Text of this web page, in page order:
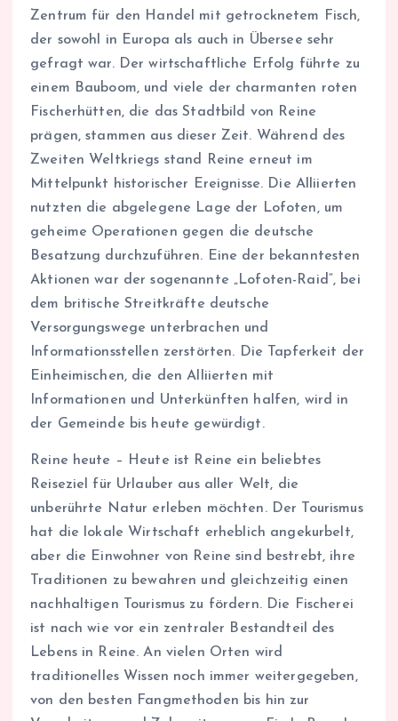
Zentrum für den Handel mit getrocknetem Fisch,
der sowohl in Europa als auch in Übersee sehr
gefragt war. Der wirtschaftliche Erfolg führte zu
einem Bauboom, und viele der charmanten roten
Fischerhütten, die das Stadtbild von Reine
prägen, stammen aus dieser Zeit. Während des
Zweiten Weltkriegs stand Reine erneut im
Mittelpunkt historischer Ereignisse. Die Alliierten
nutzten die abgelegene Lage der Lofoten, um
geheime Operationen gegen die deutsche
Besatzung durchzuführen. Eine der bekanntesten
Aktionen war der sogenannte „Lofoten-Raid“, bei
dem britische Streitkräfte deutsche
Versorgungswege unterbrachen und
Informationsstellen zerstörten. Die Tapferkeit der
Einheimischen, die den Alliierten mit
Informationen und Unterkünften halfen, wird in
der Gemeinde bis heute gewürdigt.
Reine heute – Heute ist Reine ein beliebtes
Reiseziel für Urlauber aus aller Welt, die
unberührte Natur erleben möchten. Der Tourismus
hat die lokale Wirtschaft erheblich angekurbelt,
aber die Einwohner von Reine sind bestrebt, ihre
Traditionen zu bewahren und gleichzeitig einen
nachhaltigen Tourismus zu fördern. Die Fischerei
ist nach wie vor ein zentraler Bestandteil des
Lebens in Reine. An vielen Orten wird
traditionelles Wissen noch immer weitergegeben,
von den besten Fangmethoden bis hin zur